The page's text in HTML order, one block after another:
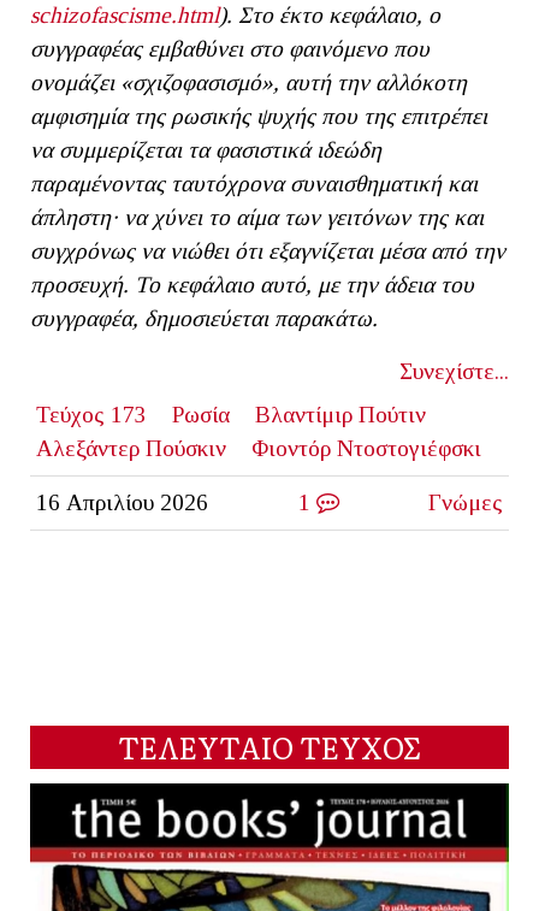
schizofascisme.html). Στο έκτο κεφάλαιο, ο
συγγραφέας εμβαθύνει στο φαινόμενο που
ονομάζει «σχιζοφασισμό», αυτή την αλλόκοτη
αμφισημία της ρωσικής ψυχής που της επιτρέπει
να συμμερίζεται τα φασιστικά ιδεώδη
παραμένοντας ταυτόχρονα συναισθηματική και
άπληστη· να χύνει το αίμα των γειτόνων της και
συγχρόνως να νιώθει ότι εξαγνίζεται μέσα από την
προσευχή. Το κεφάλαιο αυτό, με την άδεια του
συγγραφέα, δημοσιεύεται παρακάτω.
Συνεχίστε...
Τεύχος 173
Ρωσία
Βλαντίμιρ Πούτιν
Αλεξάντερ Πούσκιν
Φιοντόρ Ντοστογιέφσκι
16 Απριλίου 2026 1 Γνώμες
ΤΕΛΕΥΤΑΙΟ ΤΕΥΧΟΣ